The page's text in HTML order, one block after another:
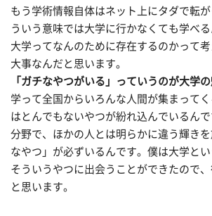
もう学術情報自体はネット上にタダで転
ういう意味では大学に行かなくても学べ
大学ってなんのために存在するのかって
大事なんだと思います。
「ガチなやつがいる」っていうのが大学
学って全国からいろんな人間が集まって
はとんでもないやつが紛れ込んでいるん
分野で、ほかの人とは明らかに違う輝き
なやつ」が必ずいるんです。僕は大学と
そういうやつに出会うことができたので
と思います。